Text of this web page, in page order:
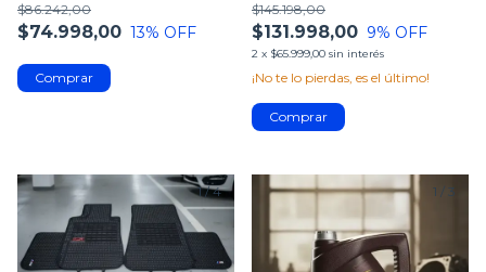
$74.998,00
$86.242,00
13% OFF $131.998,00
$145.198,00
9% OFF
2 x $65.999,00 sin interés
¡No te lo pierdas, es el último!
1/4 1 / 3